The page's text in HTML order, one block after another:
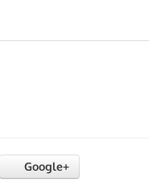
Google+